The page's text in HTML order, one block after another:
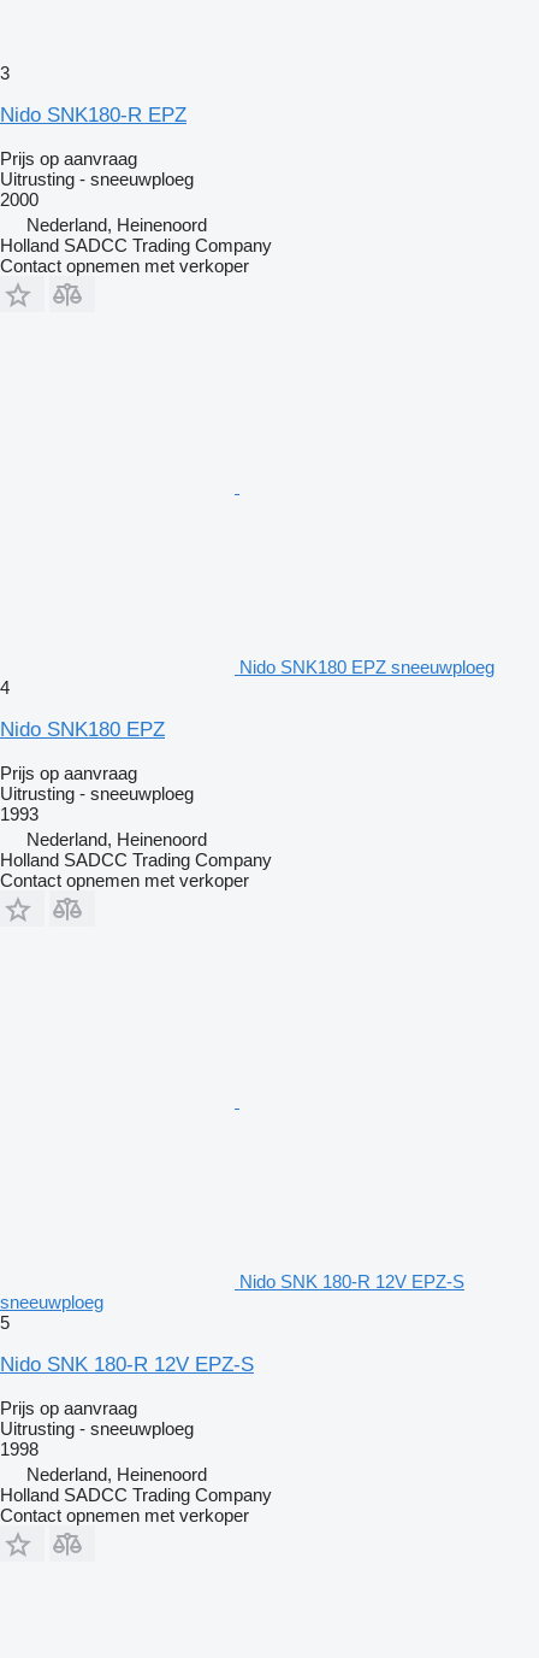
3
Nido SNK180-R EPZ
Prijs op aanvraag
Uitrusting - sneeuwploeg
2000
Nederland, Heinenoord
Holland SADCC Trading Company
Contact opnemen met verkoper
Nido SNK180 EPZ sneeuwploeg
4
Nido SNK180 EPZ
Prijs op aanvraag
Uitrusting - sneeuwploeg
1993
Nederland, Heinenoord
Holland SADCC Trading Company
Contact opnemen met verkoper
Nido SNK 180-R 12V EPZ-S
sneeuwploeg
5
Nido SNK 180-R 12V EPZ-S
Prijs op aanvraag
Uitrusting - sneeuwploeg
1998
Nederland, Heinenoord
Holland SADCC Trading Company
Contact opnemen met verkoper